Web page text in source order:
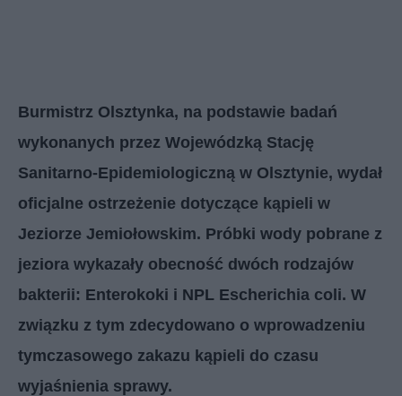
Burmistrz Olsztynka, na podstawie badań
wykonanych przez Wojewódzką Stację
Sanitarno-Epidemiologiczną w Olsztynie, wydał
oficjalne ostrzeżenie dotyczące kąpieli w
Jeziorze Jemiołowskim. Próbki wody pobrane z
jeziora wykazały obecność dwóch rodzajów
bakterii: Enterokoki i NPL Escherichia coli. W
związku z tym zdecydowano o wprowadzeniu
tymczasowego zakazu kąpieli do czasu
wyjaśnienia sprawy.